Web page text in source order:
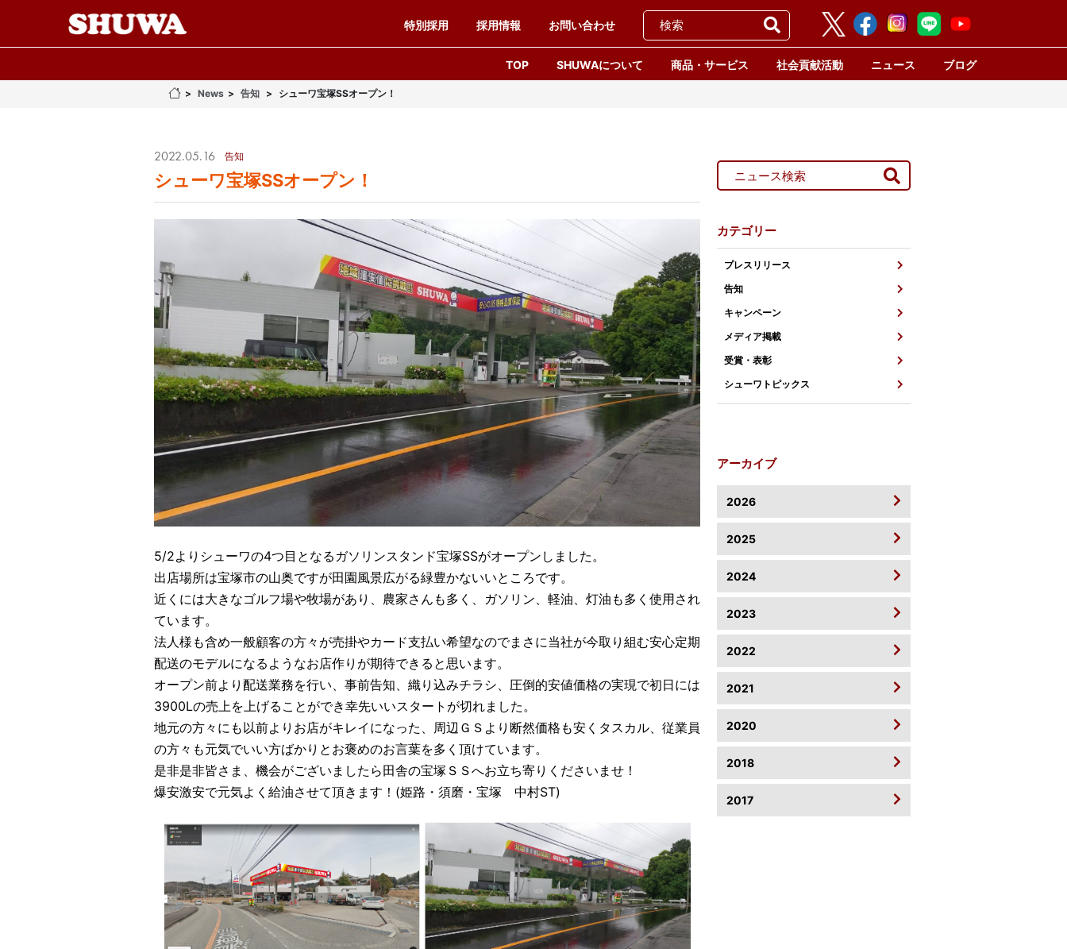
特別採用 採用情報 お問い合わせ
TOP SHUWAについて 商品・サービス 社会貢献活動 ニュース ブログ
News 告知 シューワ宝塚SSオープン！
2022.05.16 告知
シューワ宝塚SSオープン！
5/2よりシューワの4つ目となるガソリンスタンド宝塚SSがオープンしました。
出店場所は宝塚市の山奥ですが田園風景広がる緑豊かないいところです。
近くには大きなゴルフ場や牧場があり、農家さんも多く、ガソリン、軽油、灯油も多く使用され
ています。
法人様も含め一般顧客の方々が売掛やカード支払い希望なのでまさに当社が今取り組む安心定期
配送のモデルになるようなお店作りが期待できると思います。
オープン前より配送業務を行い、事前告知、織り込みチラシ、圧倒的安値価格の実現で初日には
3900Lの売上を上げることができ幸先いいスタートが切れました。
地元の方々にも以前よりお店がキレイになった、周辺ＧＳより断然価格も安くタスカル、従業員
の方々も元気でいい方ばかりとお褒めのお言葉を多く頂けています。
是非是非皆さま、機会がございましたら田舎の宝塚ＳＳへお立ち寄りくださいませ！
爆安激安で元気よく給油させて頂きます！(姫路・須磨・宝塚 中村ST)
カテゴリー
プレスリリース
告知
キャンペーン
メディア掲載
受賞・表彰
シューワトピックス
アーカイブ
2026
2025
2024
2023
2022
2021
2020
2018
2017